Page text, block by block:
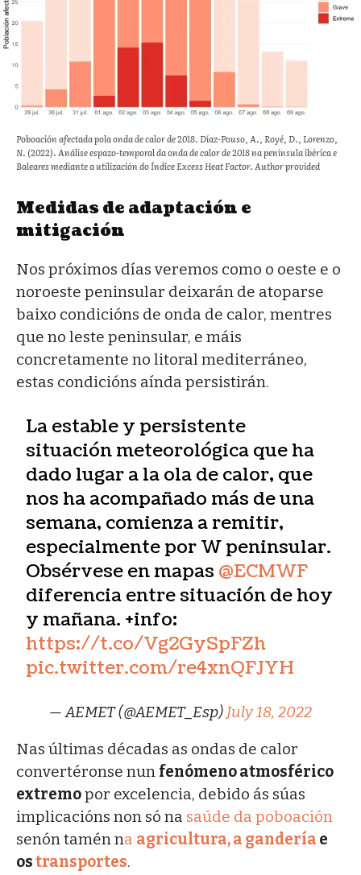
Poboación afectada pola onda de calor de 2018. Díaz-Pouso, A., Royé, D., Lorenzo,
N. (2022). Análise espazo-temporal da onda de calor de 2018 na península ibérica e
Baleares mediante a utilización do Índice Excess Heat Factor. Author provided
Medidas de adaptación e
mitigación
Nos próximos días veremos como o oeste e o
noroeste peninsular deixarán de atoparse
baixo condicións de onda de calor, mentres
que no leste peninsular, e máis
concretamente no litoral mediterráneo,
estas condicións aínda persistirán.
La estable y persistente
situación meteorológica que ha
dado lugar a la ola de calor, que
nos ha acompañado más de una
semana, comienza a remitir,
especialmente por W peninsular.
Obsérvese en mapas @ECMWF
diferencia entre situación de hoy
y mañana. +info:
https://t.co/Vg2GySpFZh
pic.twitter.com/re4xnQFJYH
— AEMET (@AEMET_Esp) July 18, 2022
Nas últimas décadas as ondas de calor
convertéronse nun fenómeno atmosférico
extremopor excelencia, debido ás súas
implicacións non só na saúde da poboación
senón tamén na agricultura, a gandería e
ostransportes.